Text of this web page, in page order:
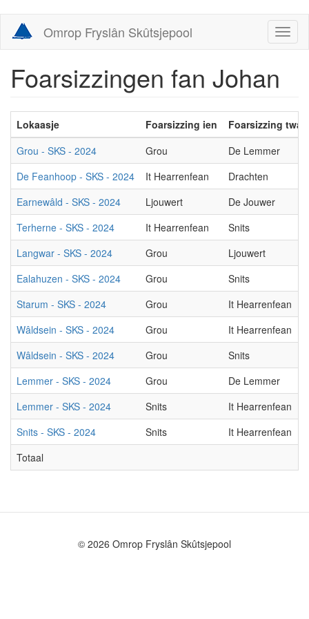
main
Omrop Fryslân Skûtsjepool
Foarsizzingen fan Johan
Lokaasje Foarsizzing ien
Foarsizzing twa
Grou - SKS - 2024
Grou
De Lemmer
De Feanhoop - SKS - 2024
It Hearrenfean
Drachten
Earnewâld - SKS - 2024
Ljouwert
De Jouwer
Terherne - SKS - 2024
It Hearrenfean
Snits
Langwar - SKS - 2024
Grou
Ljouwert
Ealahuzen - SKS - 2024
Grou
Snits
Starum - SKS - 2024
Grou
It Hearrenfean
Wâldsein - SKS - 2024
Grou
It Hearrenfean
Wâldsein - SKS - 2024
Grou
Snits
Lemmer - SKS - 2024
Grou
De Lemmer
Lemmer - SKS - 2024
Snits
It Hearrenfean
Snits - SKS - 2024
Snits
It Hearrenfean
Totaal
© 2026 Omrop Fryslân Skûtsjepool